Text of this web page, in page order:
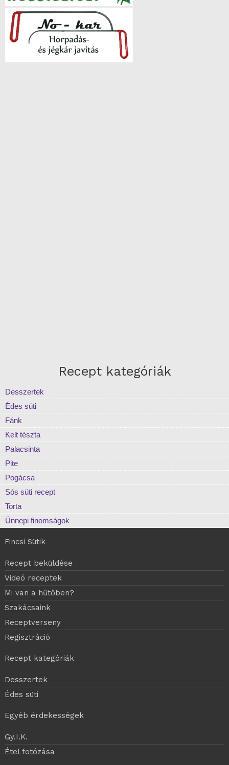
Recept kategóriák
Desszertek
Édes süti
Fánk
Kelt tészta
Palacsinta
Pite
Pogácsa
Sós süti recept
Torta
Ünnepi finomságok
Fincsi Sütik
Recept beküldése
Videó receptek
Mi van a hűtőben?
Szakácsaink
Receptverseny
Regisztráció
Recept kategóriák
Desszertek
Édes süti
Egyéb érdekességek
Gy.I.K.
Étel fotózása